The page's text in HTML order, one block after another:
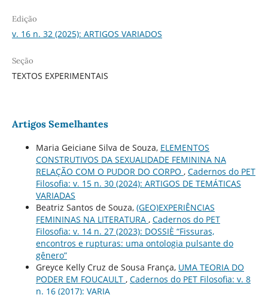
Edição
v. 16 n. 32 (2025): ARTIGOS VARIADOS
Seção
TEXTOS EXPERIMENTAIS
Artigos Semelhantes
Maria Geiciane Silva de Souza, ELEMENTOS
CONSTRUTIVOS DA SEXUALIDADE FEMININA NA
RELAÇÃO COM O PUDOR DO CORPO , Cadernos do PET
Filosofia: v. 15 n. 30 (2024): ARTIGOS DE TEMÁTICAS
VARIADAS
Beatriz Santos de Souza, (GEO)EXPERIÊNCIAS
FEMININAS NA LITERATURA , Cadernos do PET
Filosofia: v. 14 n. 27 (2023): DOSSIÈ “Fissuras,
encontros e rupturas: uma ontologia pulsante do
gênero”
Greyce Kelly Cruz de Sousa França, UMA TEORIA DO
PODER EM FOUCAULT , Cadernos do PET Filosofia: v. 8
n. 16 (2017): VARIA